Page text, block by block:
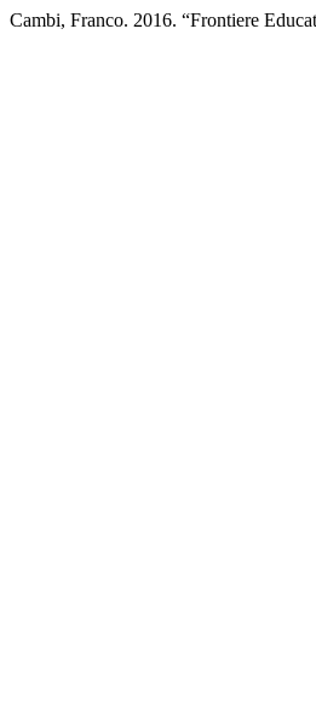
Cambi, Franco. 2016. “Frontiere